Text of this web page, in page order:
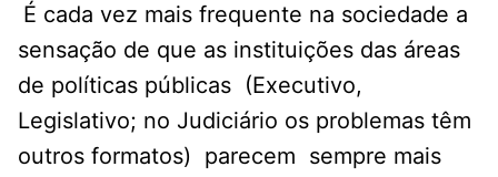
É cada vez mais frequente na sociedade a
sensação de que as instituições das áreas
de políticas públicas (Executivo,
Legislativo; no Judiciário os problemas têm
outros formatos) parecem sempre mais